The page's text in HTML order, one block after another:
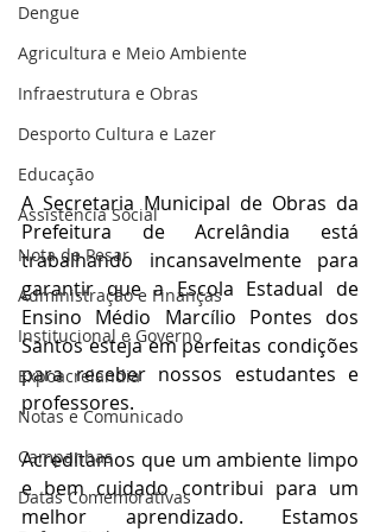
Dengue
Agricultura e Meio Ambiente
Infraestrutura e Obras
Desporto Cultura e Lazer
Educação
Assistência Social
Nota de Pesar
Administração e Finanças
Institucional e Governo
Expoacrelandia
Notas e Comunicado
Campanhas
Datas Comemorativas
A Secretaria Municipal de Obras da
Prefeitura de Acrelândia está
trabalhando incansavelmente para
garantir que a Escola Estadual de
Ensino Médio Marcílio Pontes dos
Santos esteja em perfeitas condições
para receber nossos estudantes e
professores.
Acreditamos que um ambiente limpo
e bem cuidado contribui para um
melhor aprendizado. Estamos